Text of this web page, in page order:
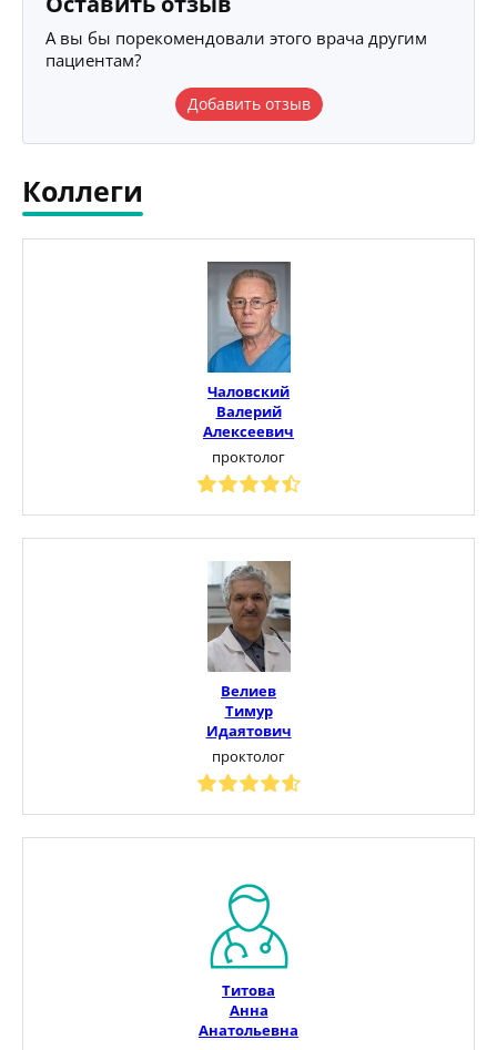
А вы бы порекомендовали этого врача другим
пациентам?
Добавить отзыв
Коллеги
Чаловский
Валерий
Алексеевич
проктолог
Велиев
Тимур
Идаятович
проктолог
Титова
Анна
Анатольевна